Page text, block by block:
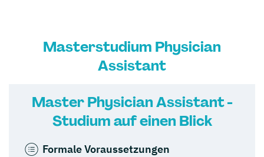
Masterstudium Physician
Assistant
Master Physician Assistant -
Studium auf einen Blick
Formale Voraussetzungen